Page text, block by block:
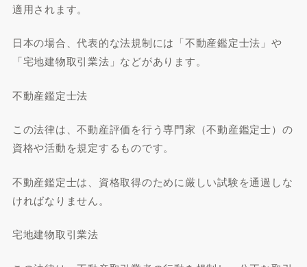
適用されます。
日本の場合、代表的な法規制には「不動産鑑定士法」や
「宅地建物取引業法」などがあります。
不動産鑑定士法
この法律は、不動産評価を行う専門家（不動産鑑定士）の
資格や活動を規定するものです。
不動産鑑定士は、資格取得のために厳しい試験を通過しな
ければなりません。
宅地建物取引業法